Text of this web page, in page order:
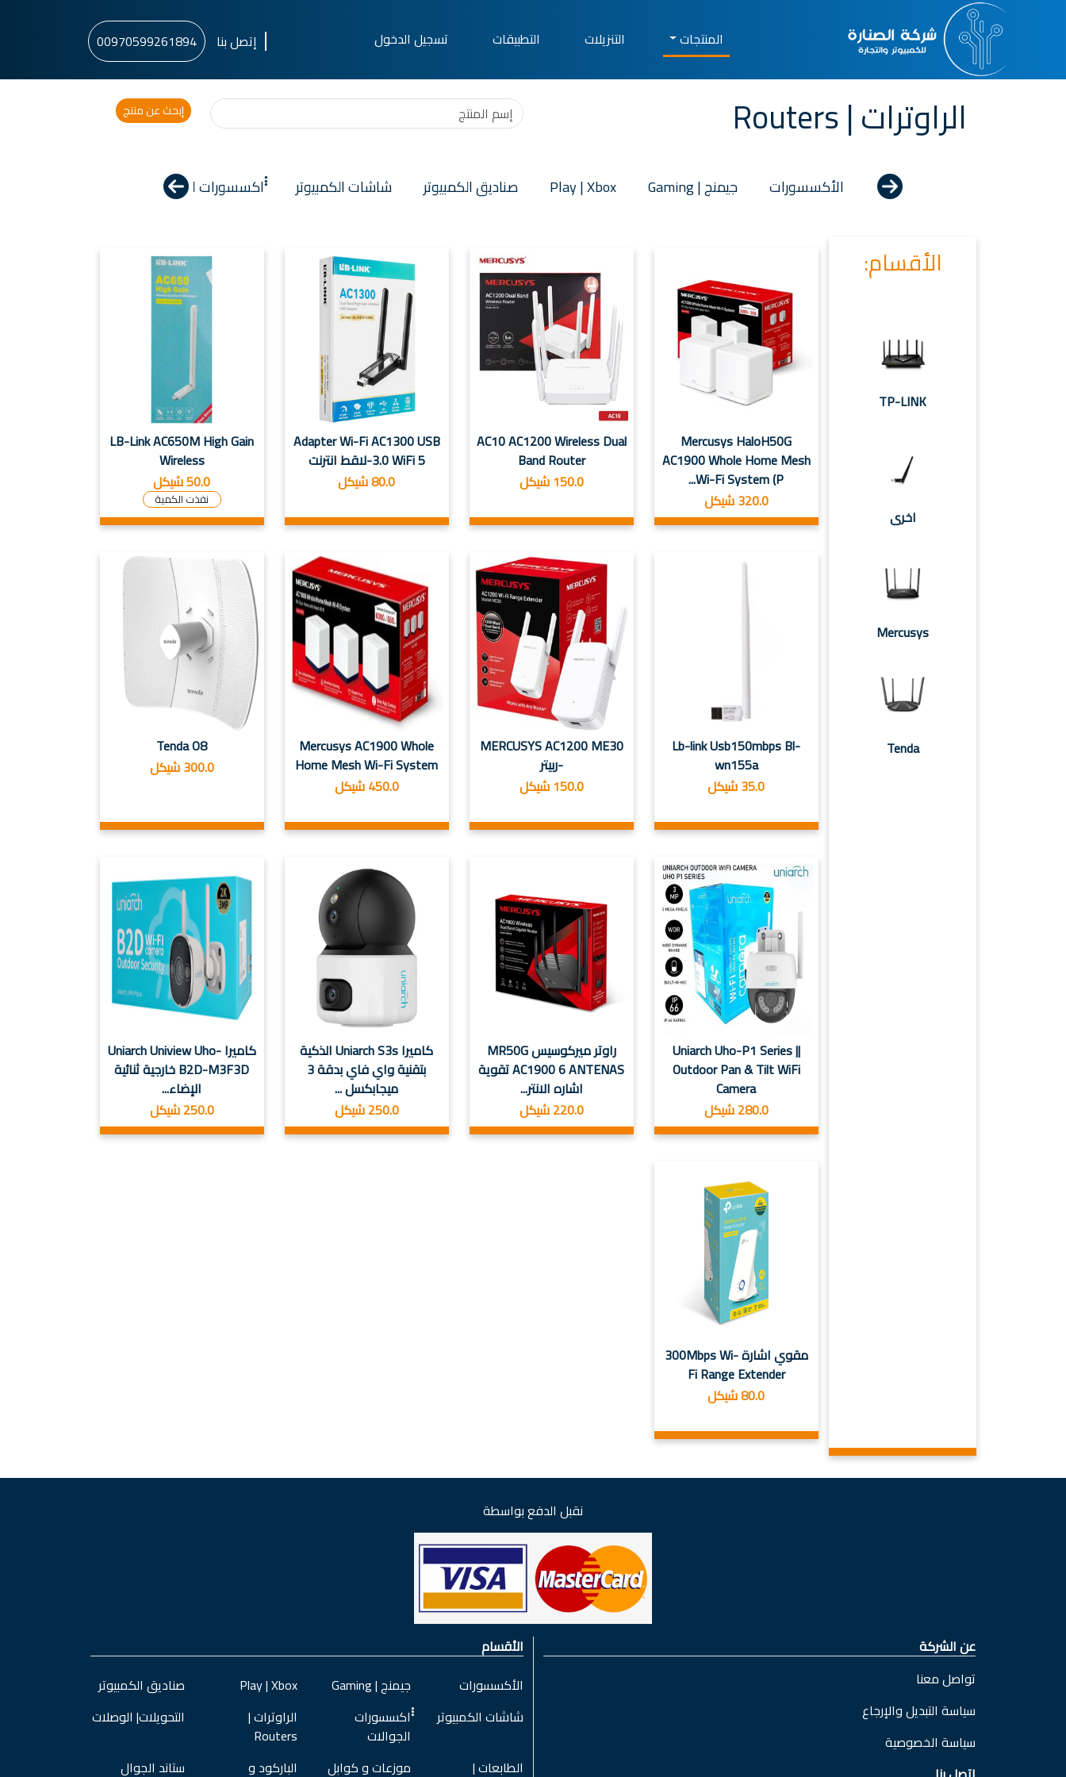
المنتجات التنزيلات التطبيقات تسجيل الدخول إتصل بنا 00970599261894
الراوترات | Routers
الأكسسورات جيمنج | Gaming Play | Xbox صناديق الكمبيوتر شاشات الكمبيوتر ْْْاكسسورات الجوالات
الأقسام:
TP-LINK
اخرى
Mercusys
Tenda
Mercusys HaloH50G
AC1900 Whole Home Mesh
Wi-Fi System (P...
320.0 شيكل
AC10 AC1200 Wireless Dual
Band Router
150.0 شيكل
Adapter Wi-Fi AC1300 USB
3.0 WiFi 5-لاقط انترنت
80.0 شيكل
LB-Link AC650M High Gain
Wireless
50.0 شيكل
نفذت الكمية
Lb-link Usb150mbps Bl-
wn155a
35.0 شيكل
MERCUSYS AC1200 ME30
-ربيتر
150.0 شيكل
Mercusys AC1900 Whole
Home Mesh Wi-Fi System
450.0 شيكل
Tenda O8
300.0 شيكل
Uniarch Uho-P1 Series ||
Outdoor Pan & Tilt WiFi
Camera
280.0 شيكل
راوتر ميركوسيس MR50G
AC1900 6 ANTENAS تقوية
اشاره الانتر...
220.0 شيكل
كاميرا Uniarch S3s الذكية
بتقنية واي فاي بدقة 3
ميجابكسل ...
250.0 شيكل
كاميرا Uniarch Uniview Uho-
B2D-M3F3D خارجية ثنائية
الإضاء...
250.0 شيكل
مقوي اشارة 300Mbps Wi-
Fi Range Extender
80.0 شيكل
نقبل الدفع بواسطة
عن الشركة
تواصل معنا
سياسة التبديل والإرجاع
سياسة الخصوصية
الأقسام
الأكسسورات
جيمنج | Gaming Play | Xbox
صناديق الكمبيوتر
شاشات الكمبيوتر
ْْْاكسسورات
الجوالات
الراوترات |
Routers
التحويلات| الوصلات
الطابعات |
موزعات و كوابل
الباركود و
ستاند الجوال